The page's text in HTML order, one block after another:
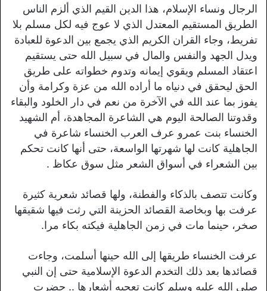
الرجال ونساء الإسلام، هذا الدين القيم الذي ألزم الناس
الطريق المستقيم المعتدل الذي لا عوج فيه لكل مسلم بلا
تفريط، وجاء القران الكريم الذي يجمع بين الدعوة للعبادة
ويدل الجهد والنفس والمال في سبيل الله حتى يستقيم
اعتقاد المسلم ويقوي إيمانه وتدوم خطواته على طريق
الحق ليحقق في دنياه ما أراده الله من عزة وكرامة وأن
يفوز بما عند الله في الآخرة من نعم في دار الخلود والبقاء
وقدوتنا الصالحة اليوم هي الشاعرة المجاهدة، أم الشهيد
الخنساء بنت عمرو عرف العرب الخنساء شاعرة في
الجاهلية كانت لها شهرتها الواسعة، حتى أنها كانت تحكم
بين الشعراء في أسواق الشعر مثل سوق عكاظ .
وكانت تتصف بالذكاء والفطنة، ولها قصائد شعرية كثيرة
عرفت بها وبخاصة القصائد الحزينة التي رثت فيها شقيقها
صخر، حينما مات في زمن الجاهلية فيكته بكاء مرا.
عرفت الخنساء طريقها إلى الله حينها أسلمت، وجاءت
قصائدها بعد ذلك التخدم الدعوة الإسلامية حتى إن النبي
صلى الله عليه وسلم كانت تعجبه أشعارها .. حضرت